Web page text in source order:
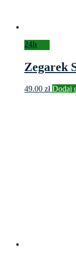
24h
Zegarek
49.00 zł Dodaj